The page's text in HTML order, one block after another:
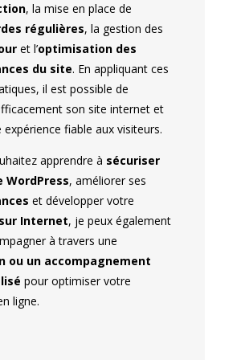
, la mise en place de
régulières, la gestion des
et l’optimisation des
du site. En appliquant ces
il est possible de
son site internet et
expérience fiable aux visiteurs.
apprendre à sécuriser
, améliorer ses
et développer votre
Internet, je peux également
à travers une
ou un accompagnement
pour optimiser votre
ligne.